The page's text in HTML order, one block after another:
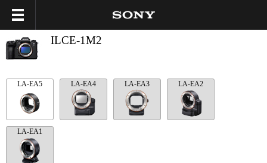
ILCE-1M2
LA-EA5 LA-EA4 LA-EA3 LA-EA2
LA-EA1